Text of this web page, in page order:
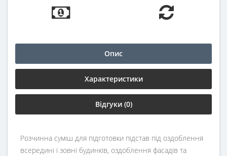
Опис
Характеристики
Відгуки (0)
Розчинна суміш для підготовки підстав під оздоблення
всередині і зовні будинків, оздоблення фасадів та